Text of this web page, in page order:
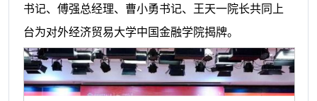
书记、傅强总经理、曹小勇书记、王天一院长共同上
台为对外经济贸易大学中国金融学院揭牌。